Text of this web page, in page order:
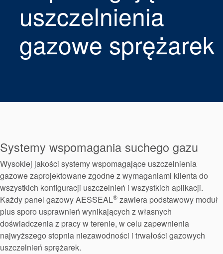
dławicowe
Systemy
uszczelnienia
gazowe sprężarek
Systemy wspomagania suchego gazu
Wysokiej jakości systemy wspomagające uszczelnienia
gazowe zaprojektowane zgodne z wymaganiami klienta do
wszystkich konfiguracji uszczelnień i wszystkich aplikacji.
Każdy panel gazowy AESSEAL® zawiera podstawowy moduł
plus sporo usprawnień wynikających z własnych
doświadczenia z pracy w terenie, w celu zapewnienia
najwyższego stopnia niezawodności i trwałości gazowych
uszczelnień sprężarek.